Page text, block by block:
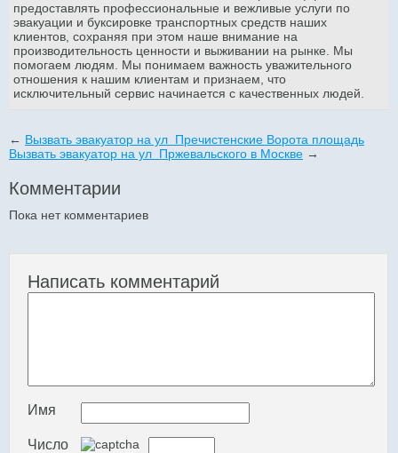
предоставлять профессиональные и вежливые услуги по
эвакуации и буксировке транспортных средств наших
клиентов, сохраняя при этом наше внимание на
производительность ценности и выживании на рынке. Мы
помогаем людям. Мы понимаем важность уважительного
отношения к нашим клиентам и признаем, что
исключительный сервис начинается с качественных людей.
← Вызвать эвакуатор на ул Пречистенские Ворота площадь
Вызвать эвакуатор на ул Пржевальского в Москве →
Комментарии
Пока нет комментариев
Написать комментарий
Имя
Число